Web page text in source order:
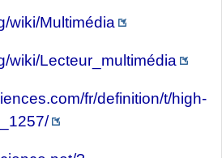
wiki/Multimédia
wiki/Lecteur_multimédia
fr/definition/t/high-